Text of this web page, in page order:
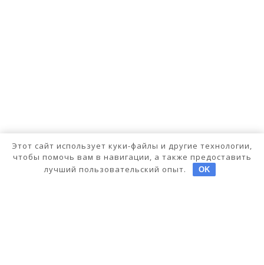
Этот сайт использует куки-файлы и другие технологии,
чтобы помочь вам в навигации, а также предоставить
лучший пользовательский опыт.
OK